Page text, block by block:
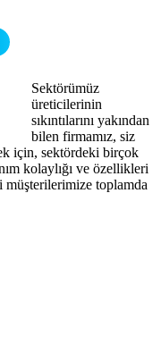
Sektörümüz
üreticilerinin
sıkıntılarını yakından
bilen firmamız, siz
için, sektördeki birçok
kolaylığı ve özellikleri
müşterilerimize toplamda